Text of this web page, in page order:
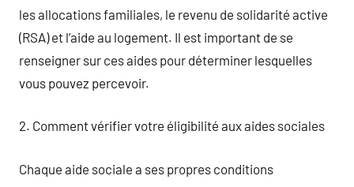
les allocations familiales, le revenu de solidarité active
(RSA) et l’aide au logement. Il est important de se
renseigner sur ces aides pour déterminer lesquelles
vous pouvez percevoir.
2. Comment vérifier votre éligibilité aux aides sociales
Chaque aide sociale a ses propres conditions